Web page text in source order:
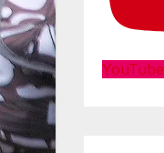
YouTube